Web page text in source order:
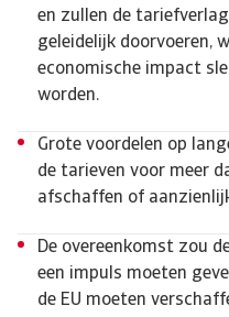
en zullen de
geleidelijk doorvoeren,
economische impact
worden.
Grote voordelen op
de tarieven voor meer
afschaffen of
De overeenkomst zou
een impuls moeten
de EU moeten